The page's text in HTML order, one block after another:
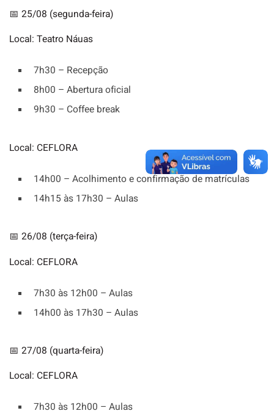
📅 25/08 (segunda-feira)
Local: Teatro Náuas
7h30 – Recepção
8h00 – Abertura oficial
9h30 – Coffee break
Local: CEFLORA
14h00 – Acolhimento e confirmação de matrículas
14h15 às 17h30 – Aulas
📅 26/08 (terça-feira)
Local: CEFLORA
7h30 às 12h00 – Aulas
14h00 às 17h30 – Aulas
📅 27/08 (quarta-feira)
Local: CEFLORA
7h30 às 12h00 – Aulas